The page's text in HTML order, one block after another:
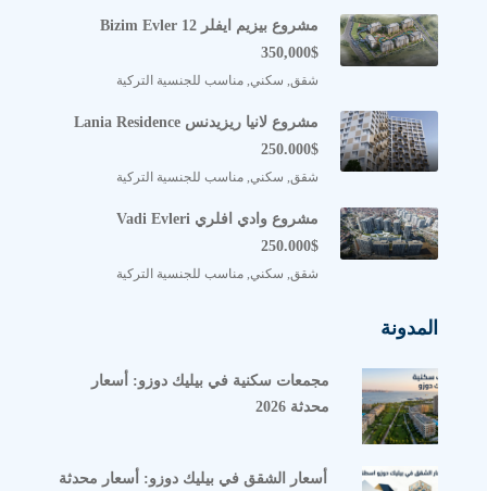
مشروع بيزيم ايفلر Bizim Evler 12
350,000$
شقق, سكني, مناسب للجنسية التركية
مشروع لانيا ريزيدنس Lania Residence
250.000$
شقق, سكني, مناسب للجنسية التركية
مشروع وادي افلري Vadi Evleri
250.000$
شقق, سكني, مناسب للجنسية التركية
المدونة
مجمعات سكنية في بيليك دوزو: أسعار
محدثة 2026
أسعار الشقق في بيليك دوزو: أسعار محدثة